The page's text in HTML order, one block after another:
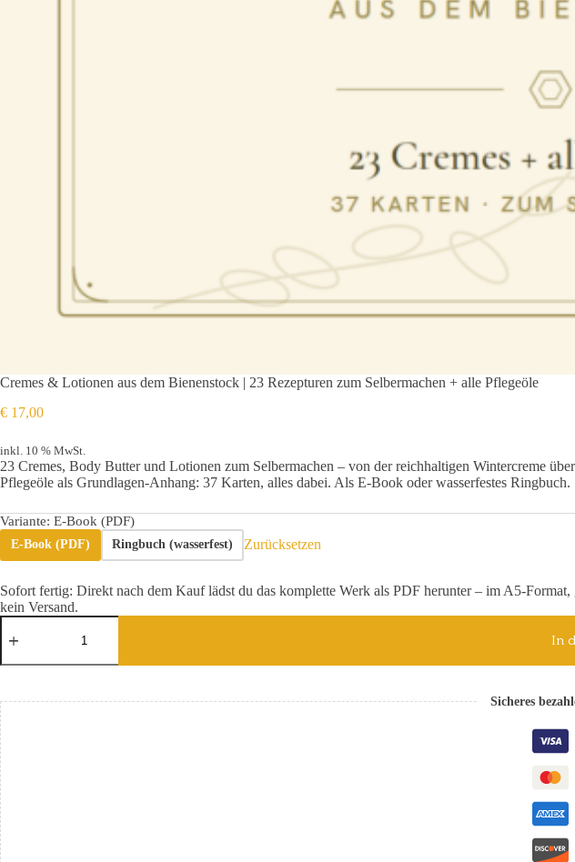
Cremes & Lotionen aus dem Bienenstock | 23 Rezepturen zum Selbermachen + alle Pflegeöle
€ 17,00
inkl. 10 % MwSt.
23 Cremes, Body Butter und Lotionen zum Selbermachen – von der reichhaltigen Wintercreme
Pflegeöle als Grundlagen-Anhang: 37 Karten, alles dabei. Als E-Book oder wasserfestes Ringbuch.
Variante: E-Book (PDF)
E-Book (PDF) Ringbuch (wasserfest) Zurücksetzen
Sofort fertig: Direkt nach dem Kauf lädst du das komplette Werk als PDF herunter – im A5-
kein Versand.
In
t
e
r
n
a
t
i
v
e
:
Sicheres